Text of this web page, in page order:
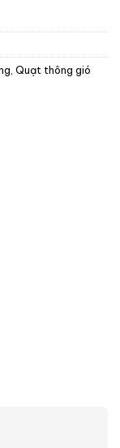
, Quạt thông gió